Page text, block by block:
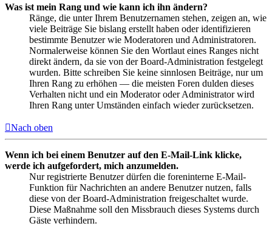
Was ist mein Rang und wie kann ich ihn ändern?
Ränge, die unter Ihrem Benutzernamen stehen, zeigen an, wie
viele Beiträge Sie bislang erstellt haben oder identifizieren
bestimmte Benutzer wie Moderatoren und Administratoren.
Normalerweise können Sie den Wortlaut eines Ranges nicht
direkt ändern, da sie von der Board-Administration festgelegt
wurden. Bitte schreiben Sie keine sinnlosen Beiträge, nur um
Ihren Rang zu erhöhen — die meisten Foren dulden dieses
Verhalten nicht und ein Moderator oder Administrator wird
Ihren Rang unter Umständen einfach wieder zurücksetzen.
Nach oben
Wenn ich bei einem Benutzer auf den E-Mail-Link klicke,
werde ich aufgefordert, mich anzumelden.
Nur registrierte Benutzer dürfen die foreninterne E-Mail-
Funktion für Nachrichten an andere Benutzer nutzen, falls
diese von der Board-Administration freigeschaltet wurde.
Diese Maßnahme soll den Missbrauch dieses Systems durch
Gäste verhindern.